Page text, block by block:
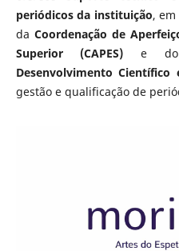
periódicos da instituição,
da Coordenação de
Superior (CAPES) e
Desenvolvimento Científico
gestão e qualificação de